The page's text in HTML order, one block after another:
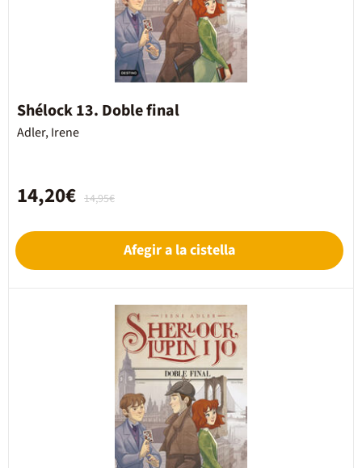
Shélock 13. Doble final
Adler, Irene
14,95€
14,20€
Afegir a la cistella